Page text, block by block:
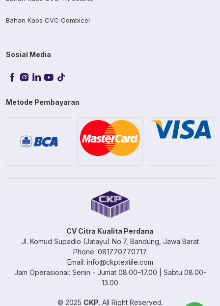
Bahan Kaos CVC Combicel
Sosial Media
Metode Pembayaran
CV Citra Kualita Perdana
Jl. Komud Supadio (Jatayu) No.7, Bandung, Jawa Barat
Phone: 081770770717
Email: info@ckptextile.com
Jam Operasional: Senin - Jumat 08.00–17.00 | Sabtu 08.00-
13.00
© 2025 CKP. All Right Reserved.